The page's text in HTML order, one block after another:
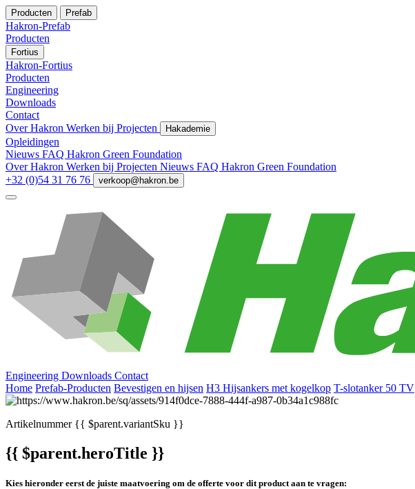
Producten Prefab
Hakron-Prefab
Producten
Fortius
Hakron-Fortius
Producten
Engineering
Downloads
Contact
Over Hakron Werken bij Projecten Hakademie
Opleidingen
Nieuws FAQ Hakron Green Foundation
Over Hakron Werken bij Projecten Nieuws FAQ Hakron Green Foundation
+32 (0)54 31 76 76
verkoop@hakron.be
Engineering Downloads Contact
Home Prefab-Producten Bevestigen en hijsen H3 Hijsankers met kogelkop T-slotanker 50 TV
Artikelnummer{{ $parent.variantSku }}
{{ $parent.heroTitle }}
Kies hieronder eerst de juiste maatvoering om de offerte voor dit product aan te vragen: